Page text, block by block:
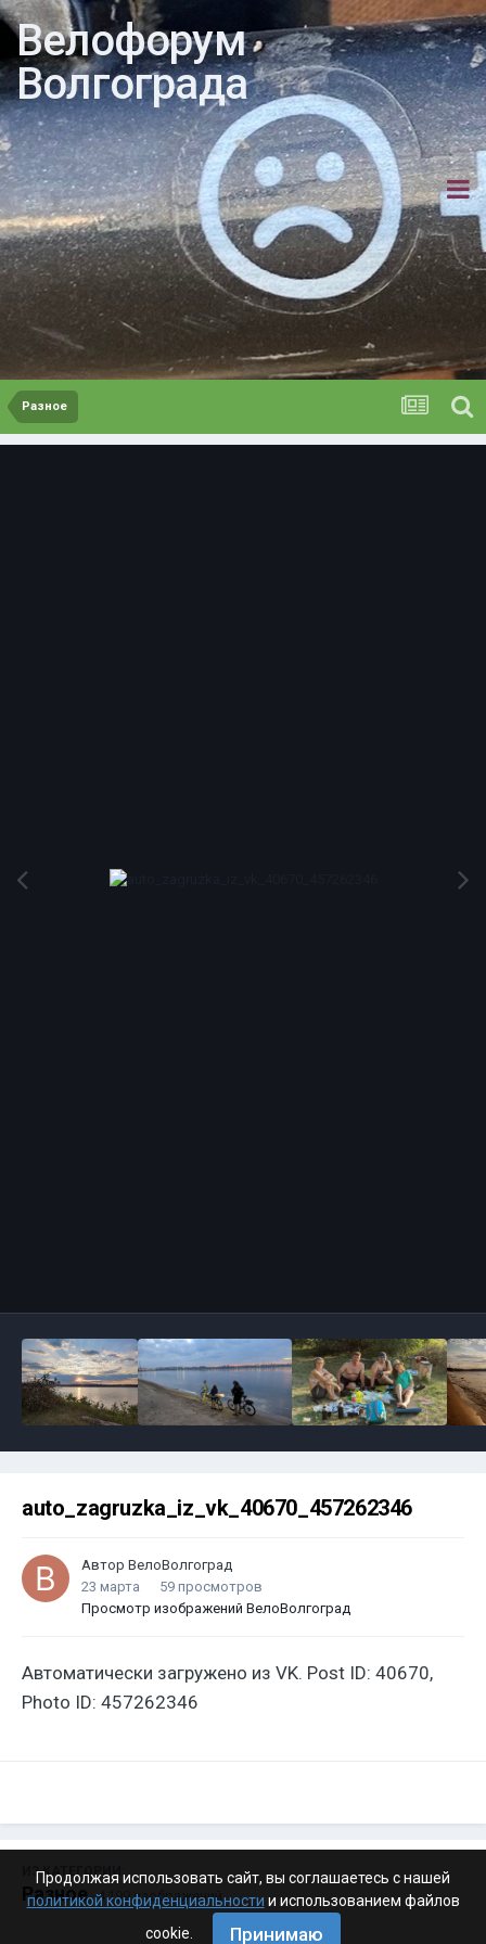
Велофорум
Волгограда
Разное
auto_zagruzka_iz_vk_40670_457262346
Автор ВелоВолгоград
23 марта
59 просмотров
Просмотр изображений ВелоВолгоград
Автоматически загружено из VK. Post ID: 40670,
Photo ID: 457262346
ИЗ КАТЕГОРИИ:
Разное · 4 199 изображений
Продолжая использовать сайт, вы соглашаетесь с нашей
политикой конфиденциальности и использованием файлов
cookie.
Принимаю